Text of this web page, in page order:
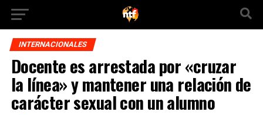
INTERNACIONALES
Docente es arrestada por «cruzar
la línea» y mantener una relación de
carácter sexual con un alumno